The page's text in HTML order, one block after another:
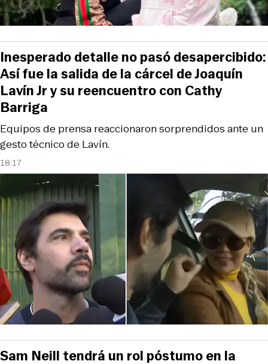
18:17
Equipos de prensa reaccionaron sorprendidos ante un
gesto técnico de Lavín.
Inesperado detalle no pasó desapercibido:
Así fue la salida de la cárcel de Joaquín
Lavín Jr y su reencuentro con Cathy
Barriga
Sam Neill tendrá un rol póstumo en la